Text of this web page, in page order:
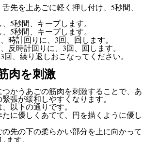
先を上あごに軽く押し付け、 5秒間、
5秒間、キープします。
5秒間、キープします。
時計回りに、 3回、回します。
反時計回りに、 3回、回します。
3回、繰り返しおこなってください。
肉を刺激
かうあごの筋肉を刺激することで、あ
張が緩和しやすくなります。
以下の通りです。
に優しくあてて、円を描くように優し
先の下の柔らかい部分を上に向かって
ます。